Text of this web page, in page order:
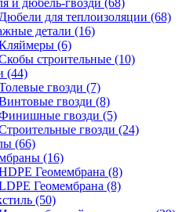
и дюбель-гвозди (68)
Дюбели для теплоизоляции (68)
детали (16)
(6)
строительные (10)
(44)
гвозди (7)
гвозди (8)
гвозди (5)
гвозди (24)
(66)
(16)
Геомембрана (8)
Геомембрана (8)
(50)